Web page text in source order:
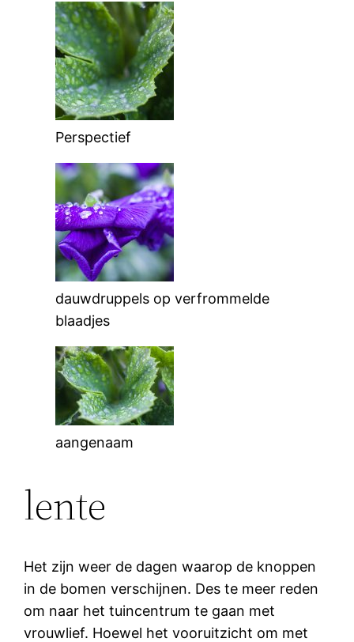
Perspectief
dauwdruppels op verfrommelde
blaadjes
aangenaam
lente
Het zijn weer de dagen waarop de knoppen
in de bomen verschijnen. Des te meer reden
om naar het tuincentrum te gaan met
vrouwlief. Hoewel het vooruitzicht om met